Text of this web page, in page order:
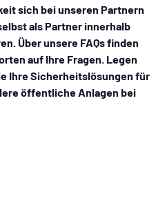
sich bei unseren Partnern
als Partnerinnerhalb
Über unsere FAQs finden
auf Ihre Fragen. Legen
IhreSicherheitslösungen für
öffentliche Anlagen bei